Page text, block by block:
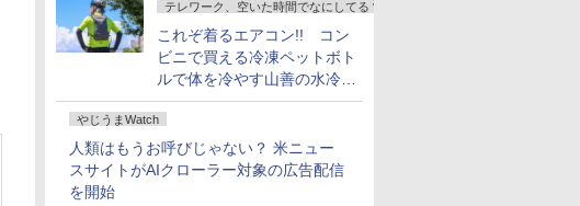
テレワーク、空いた時間でなにしてる？
これぞ着るエアコン!! コン
ビニで買える冷凍ペットボト
ルで体を冷やす山善の水冷ベ
ストがロードバイクにちょう
どいい【ぼっち・ざ・ろー
ど！その14】
やじうまWatch
人類はもうお呼びじゃない？ 米ニュー
スサイトがAIクローラー対象の広告配信
を開始